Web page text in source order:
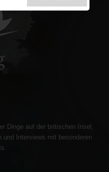
Dinge auf der britischen Insel,
Interviews mit besonderen